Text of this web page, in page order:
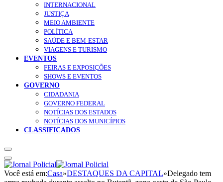
INTERNACIONAL
JUSTIÇA
MEIO AMBIENTE
POLÍTICA
SAÚDE E BEM-ESTAR
VIAGENS E TURISMO
EVENTOS
FEIRAS E EXPOSIÇÕES
SHOWS E EVENTOS
GOVERNO
CIDADANIA
GOVERNO FEDERAL
NOTÍCIAS DOS ESTADOS
NOTÍCIAS DOS MUNICÍPIOS
CLASSIFICADOS
Você está em:Casa»DESTAQUES DA CAPITAL»Delegado tem